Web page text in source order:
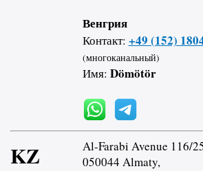
Венгрия
Контакт: +49 (152)
(многоканальный)
Имя: Dömötör
KZ
Al-Farabi Avenue 116/
050044 Almaty,